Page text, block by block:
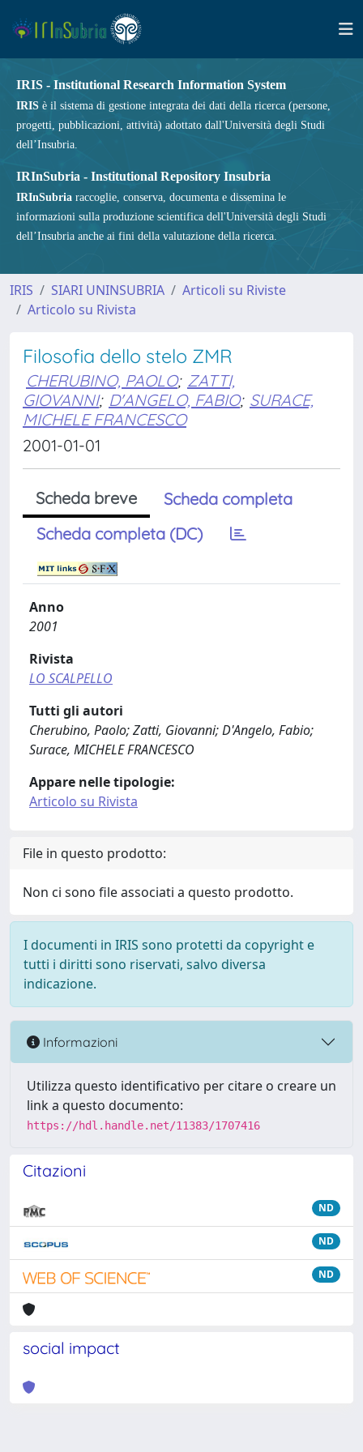
IRIS - Institutional Research Information System
IRIS è il sistema di gestione integrata dei dati della ricerca (persone,
progetti, pubblicazioni, attività) adottato dall'Università degli Studi
dell’Insubria.
IRInSubria - Institutional Repository Insubria
IRInSubria raccoglie, conserva, documenta e dissemina le
informazioni sulla produzione scientifica dell'Università degli Studi
dell’Insubria anche ai fini della valutazione della ricerca.
IRIS SIARI UNINSUBRIA
Articoli su Riviste
Articolo su Rivista
Filosofia dello stelo ZMR
CHERUBINO, PAOLO; ZATTI,
GIOVANNI; D'ANGELO, FABIO; SURACE,
MICHELE FRANCESCO
2001-01-01
Scheda breve
Scheda completa
Scheda completa (DC)
Anno
2001
Rivista
LO SCALPELLO
Tutti gli autori
Cherubino, Paolo; Zatti, Giovanni; D'Angelo, Fabio;
Surace, MICHELE FRANCESCO
Appare nelle tipologie:
Articolo su Rivista
File in questo prodotto:
Non ci sono file associati a questo prodotto.
I documenti in IRIS sono protetti da copyright e
tutti i diritti sono riservati, salvo diversa
indicazione.
Informazioni
Utilizza questo identificativo per citare o creare un
link a questo documento:
https://hdl.handle.net/11383/1707416
Citazioni
ND
ND
ND
social impact